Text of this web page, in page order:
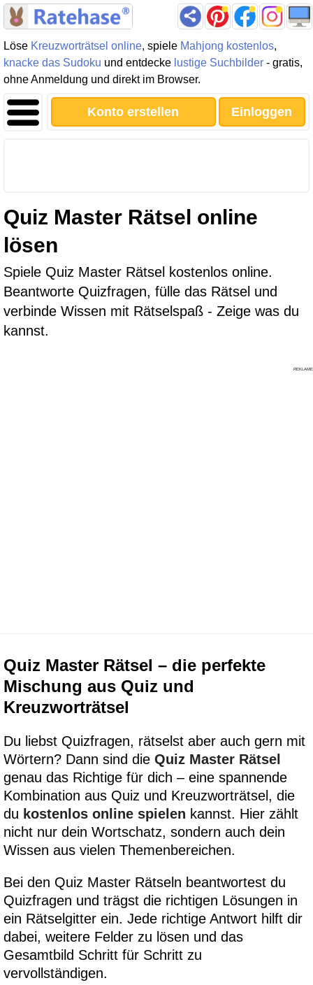
Löse Kreuzworträtsel online, spiele Mahjong kostenlos,
knacke das Sudoku und entdecke lustige Suchbilder - gratis,
ohne Anmeldung und direkt im Browser.
Konto erstellen Einloggen
Quiz Master Rätsel online
lösen
Spiele Quiz Master Rätsel kostenlos online.
Beantworte Quizfragen, fülle das Rätsel und
verbinde Wissen mit Rätselspaß - Zeige was du
kannst.
REKLAME
Quiz Master Rätsel – die perfekte
Mischung aus Quiz und
Kreuzworträtsel
Du liebst Quizfragen, rätselst aber auch gern mit
Wörtern? Dann sind die Quiz Master Rätsel
genau das Richtige für dich – eine spannende
Kombination aus Quiz und Kreuzworträtsel, die
du kostenlos online spielen kannst. Hier zählt
nicht nur dein Wortschatz, sondern auch dein
Wissen aus vielen Themenbereichen.
Bei den Quiz Master Rätseln beantwortest du
Quizfragen und trägst die richtigen Lösungen in
ein Rätselgitter ein. Jede richtige Antwort hilft dir
dabei, weitere Felder zu lösen und das
Gesamtbild Schritt für Schritt zu
vervollständigen.